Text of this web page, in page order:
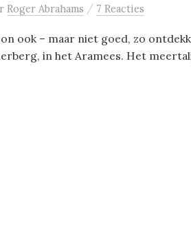
Roger Abrahams / 7 Reacties
ook – maar niet goed, zo
in het Aramees. Het